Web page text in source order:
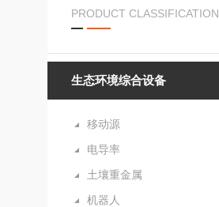
PRODUCT CLASSIFICATION
生态环境综合设备
移动源
电导率
土壤重金属
机器人